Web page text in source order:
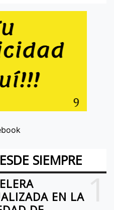
SIEMPRE
EN LA